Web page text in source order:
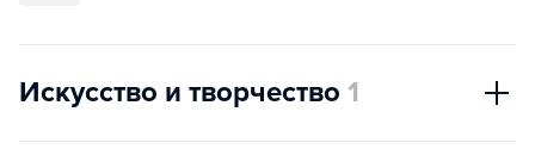
Искусство и творчество 1